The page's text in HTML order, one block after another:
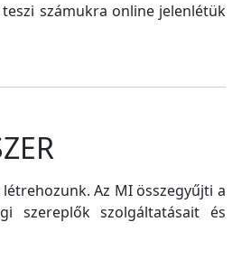
számukra online jelenlétük
Az MI összegyűjti a
szereplők szolgáltatásait és